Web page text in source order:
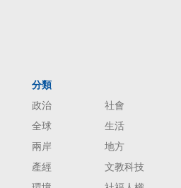
分類
政治
社會
全球
生活
兩岸
地方
產經
文教科技